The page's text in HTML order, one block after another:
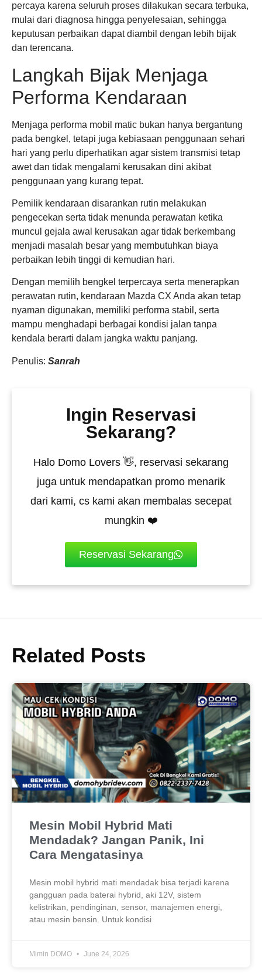
percaya karena seluruh proses dilakukan secara terbuka,
mulai dari diagnosa hingga penyelesaian, sehingga
keputusan perbaikan dapat diambil dengan lebih bijak
dan terencana.
Langkah Bijak Menjaga
Performa Kendaraan
Menjaga performa mobil matic bukan hanya bergantung
pada bengkel, tetapi juga kebiasaan penggunaan sehari
hari yang perlu diperhatikan agar sistem transmisi tetap
awet dan tidak mengalami kerusakan dini akibat
penggunaan yang kurang tepat.
Pemilik kendaraan disarankan rutin melakukan
pengecekan serta tidak menunda perawatan ketika
muncul gejala awal kerusakan agar tidak berkembang
menjadi masalah besar yang membutuhkan biaya
perbaikan lebih tinggi di kemudian hari.
Dengan memilih bengkel terpercaya serta menerapkan
perawatan rutin, kendaraan Mazda CX Anda akan tetap
nyaman digunakan, memiliki performa stabil, serta
mampu menghadapi berbagai kondisi jalan tanpa
kendala berarti dalam jangka waktu panjang.
Penulis: Sanrah
Ingin Reservasi
Sekarang?
Halo Domo Lovers 👋, reservasi sekarang
juga untuk mendapatkan promo menarik
dari kami, cs kami akan membalas secepat
mungkin ❤️
Reservasi Sekarang
Related Posts
Mesin Mobil Hybrid Mati
Mendadak? Jangan Panik, Ini
Cara Mengatasinya
Mesin mobil hybrid mati mendadak bisa terjadi karena
gangguan pada baterai hybrid, aki 12V, sistem
kelistrikan, pendinginan, sensor, manajemen energi,
atau mesin bensin. Untuk kondisi
Mimin DOMO June 24, 2026